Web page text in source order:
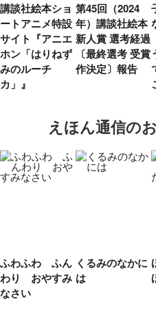
講談社絵本ショ
ートアニメ特設
サイト『アニエ
ホン「はりねず
みのルーチ
カ」』
第45回（2024
年）講談社絵本
新人賞 選考経過
〔最終選考 受賞
作決定〕報告
えほん通信の
ふわふわ ふん
わり おやすみ
なさい
くるみのなかに
は